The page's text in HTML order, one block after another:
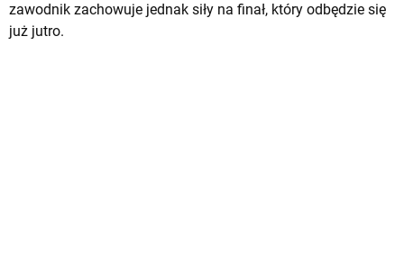
zawodnik zachowuje jednak siły na finał, który odbędzie się
już jutro.